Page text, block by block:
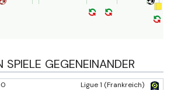
SPIELE GEGENEINANDER
Ligue 1 (Frankreich)